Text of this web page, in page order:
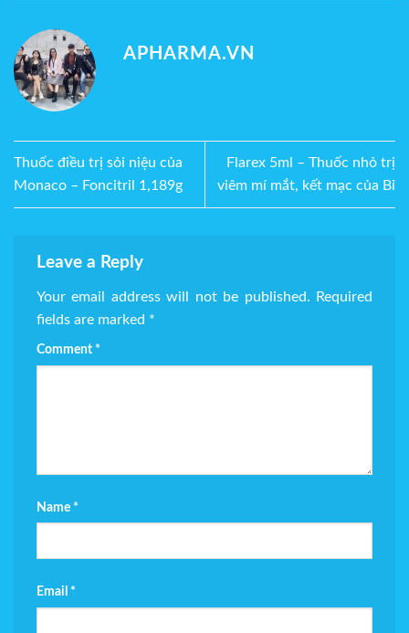
APHARMA.VN
Thuốc điều trị sỏi niệu của
Monaco – Foncitril 1,189g
Flarex 5ml – Thuốc nhỏ trị
viêm mí mắt, kết mạc của Bỉ
Leave a Reply
Your email address will not be published.
Required
fields are marked *
Comment *
Name *
Email *